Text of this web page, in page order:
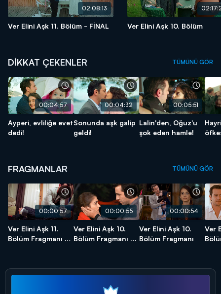
02:08:13
Ver Elini Aşk 11. Bölüm - FİNAL Ver Elini Aşk 10. Bölüm
DİKKAT ÇEKENLER TÜMÜNÜ GÖR
00:04:57
Ayperi, evliliğe evet
dedi!
00:04:32
Sonunda aşk galip
geldi!
00:05:51
Lalin'den, Oğuz'u
şok eden hamle!
FRAGMANLAR TÜMÜNÜ GÖR
00:00:57
Ver Elini Aşk 11.
Bölüm Fragmanı -
00:00:55
Ver Elini Aşk 10.
Bölüm Fragmanı -
00:00:54
Ver Elini Aşk 10.
Bölüm Fragmanı
Ver